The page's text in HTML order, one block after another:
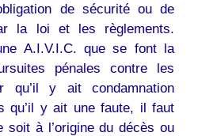
de sécurité ou de
la loi et les règlements.
A.I.V.I.C. que se font la
pénales contre les
qu’il y ait condamnation
qu’il y ait une faute, il faut
soit à l’origine du décès ou